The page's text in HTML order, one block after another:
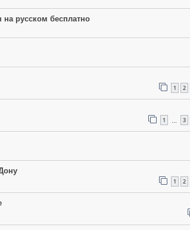
на русском бесплатно
1 2
1 3
1 2